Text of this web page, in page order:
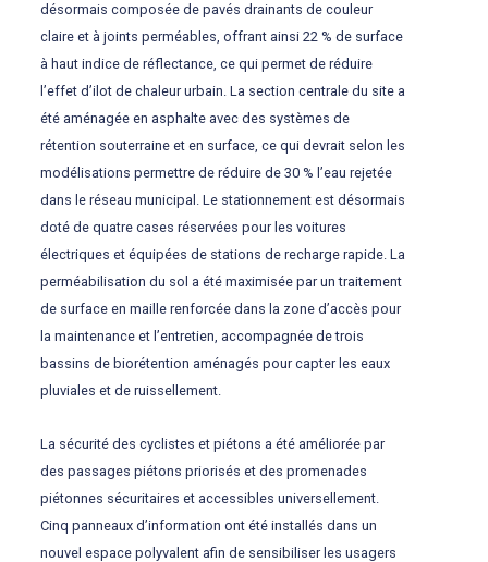
désormais composée de pavés drainants de couleur
claire et à joints perméables, offrant ainsi 22 % de surface
à haut indice de réflectance, ce qui permet de réduire
l’effet d’ilot de chaleur urbain. La section centrale du site a
été aménagée en asphalte avec des systèmes de
rétention souterraine et en surface, ce qui devrait selon les
modélisations permettre de réduire de 30 % l’eau rejetée
dans le réseau municipal. Le stationnement est désormais
doté de quatre cases réservées pour les voitures
électriques et équipées de stations de recharge rapide. La
perméabilisation du sol a été maximisée par un traitement
de surface en maille renforcée dans la zone d’accès pour
la maintenance et l’entretien, accompagnée de trois
bassins de biorétention aménagés pour capter les eaux
pluviales et de ruissellement.
La sécurité des cyclistes et piétons a été améliorée par
des passages piétons priorisés et des promenades
piétonnes sécuritaires et accessibles universellement.
Cinq panneaux d’information ont été installés dans un
nouvel espace polyvalent afin de sensibiliser les usagers